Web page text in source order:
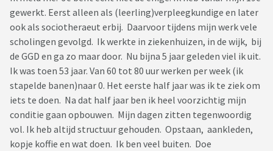
gewerkt. Eerst alleen als (leerling)verpleegkundige en later
ook als sociotheraeut erbij. Daarvoor tijdens mijn werk vele
scholingen gevolgd. Ik werkte in ziekenhuizen, in de wijk, bij
de GGD en ga zo maar door. Nu bijna 5 jaar geleden viel ik uit.
Ik was toen 53 jaar. Van 60 tot 80 uur werken per week (ik
stapelde banen)naar 0. Het eerste half jaar was ik te ziek om
iets te doen. Na dat half jaar ben ik heel voorzichtig mijn
conditie gaan opbouwen. Mijn dagen zitten tegenwoordig
vol. Ik heb altijd structuur gehouden. Opstaan, aankleden,
kopje koffie en wat doen. Ik ben veel buiten. Doe